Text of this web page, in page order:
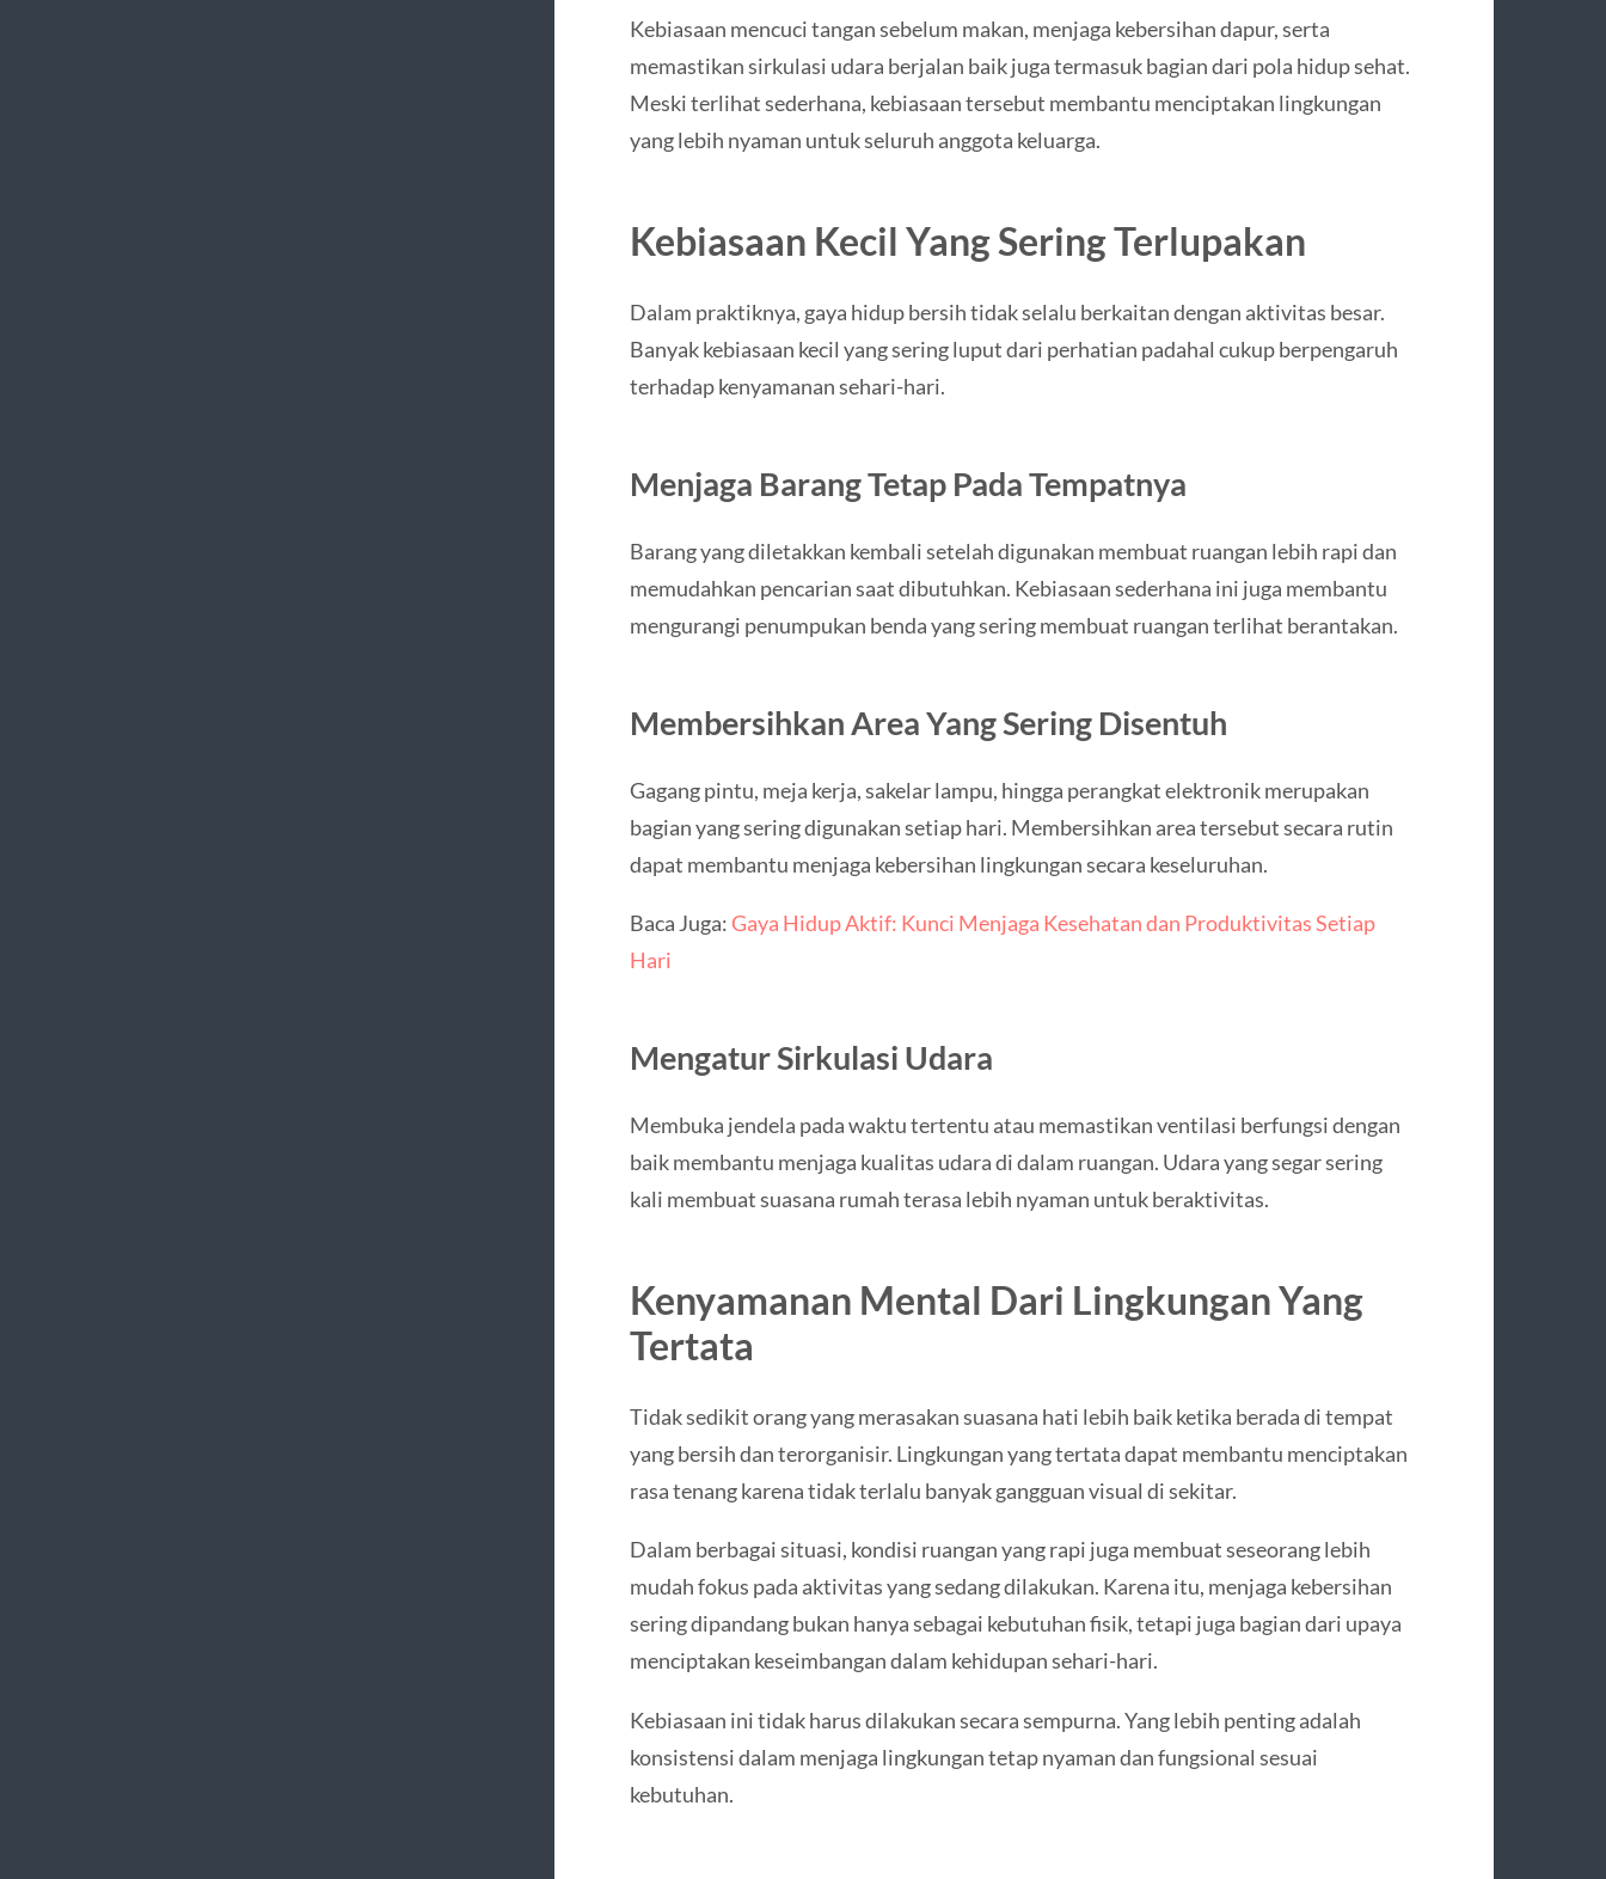
Kebiasaan mencuci tangan sebelum makan, menjaga kebersihan dapur, serta
memastikan sirkulasi udara berjalan baik juga termasuk bagian dari pola hidup sehat.
Meski terlihat sederhana, kebiasaan tersebut membantu menciptakan lingkungan
yang lebih nyaman untuk seluruh anggota keluarga.
Kebiasaan Kecil Yang Sering Terlupakan
Dalam praktiknya, gaya hidup bersih tidak selalu berkaitan dengan aktivitas besar.
Banyak kebiasaan kecil yang sering luput dari perhatian padahal cukup berpengaruh
terhadap kenyamanan sehari-hari.
Menjaga Barang Tetap Pada Tempatnya
Barang yang diletakkan kembali setelah digunakan membuat ruangan lebih rapi dan
memudahkan pencarian saat dibutuhkan. Kebiasaan sederhana ini juga membantu
mengurangi penumpukan benda yang sering membuat ruangan terlihat berantakan.
Membersihkan Area Yang Sering Disentuh
Gagang pintu, meja kerja, sakelar lampu, hingga perangkat elektronik merupakan
bagian yang sering digunakan setiap hari. Membersihkan area tersebut secara rutin
dapat membantu menjaga kebersihan lingkungan secara keseluruhan.
Baca Juga:Gaya Hidup Aktif: Kunci Menjaga Kesehatan dan Produktivitas Setiap
Hari
Mengatur Sirkulasi Udara
Membuka jendela pada waktu tertentu atau memastikan ventilasi berfungsi dengan
baik membantu menjaga kualitas udara di dalam ruangan. Udara yang segar sering
kali membuat suasana rumah terasa lebih nyaman untuk beraktivitas.
Kenyamanan Mental Dari Lingkungan Yang
Tertata
Tidak sedikit orang yang merasakan suasana hati lebih baik ketika berada di tempat
yang bersih dan terorganisir. Lingkungan yang tertata dapat membantu menciptakan
rasa tenang karena tidak terlalu banyak gangguan visual di sekitar.
Dalam berbagai situasi, kondisi ruangan yang rapi juga membuat seseorang lebih
mudah fokus pada aktivitas yang sedang dilakukan. Karena itu, menjaga kebersihan
sering dipandang bukan hanya sebagai kebutuhan fisik, tetapi juga bagian dari upaya
menciptakan keseimbangan dalam kehidupan sehari-hari.
Kebiasaan ini tidak harus dilakukan secara sempurna. Yang lebih penting adalah
konsistensi dalam menjaga lingkungan tetap nyaman dan fungsional sesuai
kebutuhan.